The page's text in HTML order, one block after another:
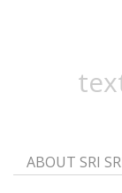
ABOUT SRI